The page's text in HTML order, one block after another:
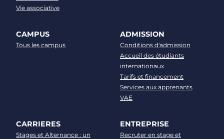
Vie associative
CAMPUS
Tous les campus
ADMISSION
Conditions d'admission
Accueil des étudiants
internationaux
Tarifs et financement
Services aux apprenants
VAE
CARRIERES
Stages et Alternance : un
ENTREPRISE
Recruter en stage et